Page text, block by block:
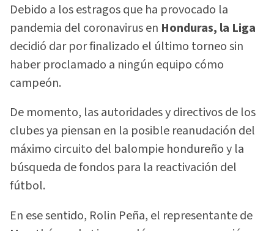
Debido a los estragos que ha provocado la
pandemia del coronavirus en Honduras, la Liga
decidió dar por finalizado el último torneo sin
haber proclamado a ningún equipo cómo
campeón.
De momento, las autoridades y directivos de los
clubes ya piensan en la posible reanudación del
máximo circuito del balompie hondureño y la
búsqueda de fondos para la reactivación del
fútbol.
En ese sentido, Rolin Peña, el representante de